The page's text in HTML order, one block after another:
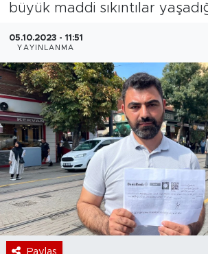
büyük maddi sıkıntılar
05.10.2023 - 11:51
YAYINLANMA
Paylaş
Eğitim
Sanat
Bölge
Teknoloji
Magazin
Dünya
Sektör
Haber Arşivi